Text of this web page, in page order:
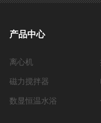
产品中心
离心机
磁力搅拌器
数显恒温水浴